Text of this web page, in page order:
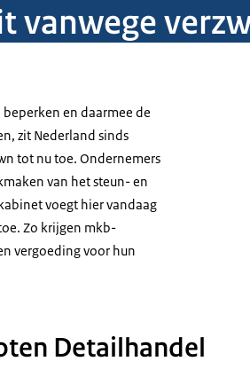
en daarmee de
zit Nederland sinds
tot nu toe. Ondernemers
van het steun- en
voegt hier vandaag
Zo krijgen mkb-
vergoeding voor hun
Detailhandel